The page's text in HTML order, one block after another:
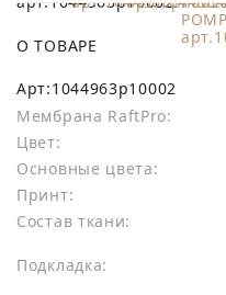
О ТОВАРЕ
Арт:1044963p10002
Мембрана RaftPro:
Цвет:
Основные цвета:
Принт:
Состав ткани:
Подкладка: